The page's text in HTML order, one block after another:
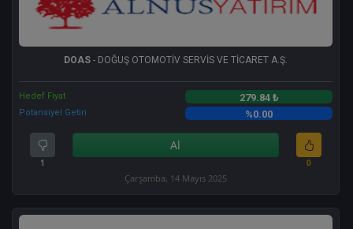
DOAS - DOĞUŞ OTOMOTİV SERVİS VE TİCARET A.Ş.
Hedef Fiyat 279.84 ₺
Potansiyel Getiri %0.00
1
Al
0
Çarşamba, 14 Mayıs 2025